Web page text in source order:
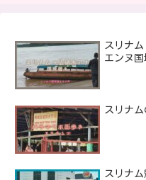
スリナ
エンヌ国
スリナ
スリナ